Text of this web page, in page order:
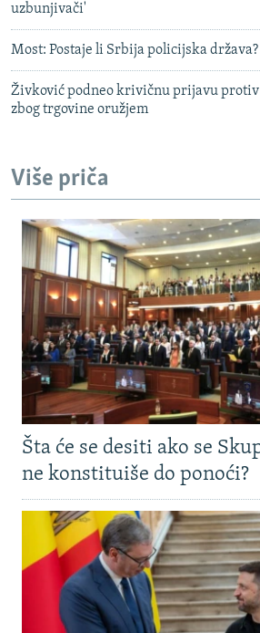
uzbunjivači'
Most: Postaje li Srbija policijska država?
Živković podneo krivičnu prijavu protiv
zbog trgovine oružjem
Više priča
Šta će se desiti ako se
ne konstituiše do ponoći?